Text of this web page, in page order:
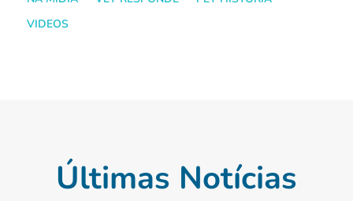
VIDEOS
Últimas Notícias